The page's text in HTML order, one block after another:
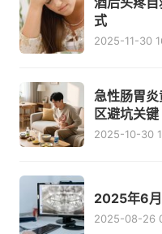
式
2025-11-30
急性肠胃
区避坑关键
2025-10-30
2025年6
2025-08-26